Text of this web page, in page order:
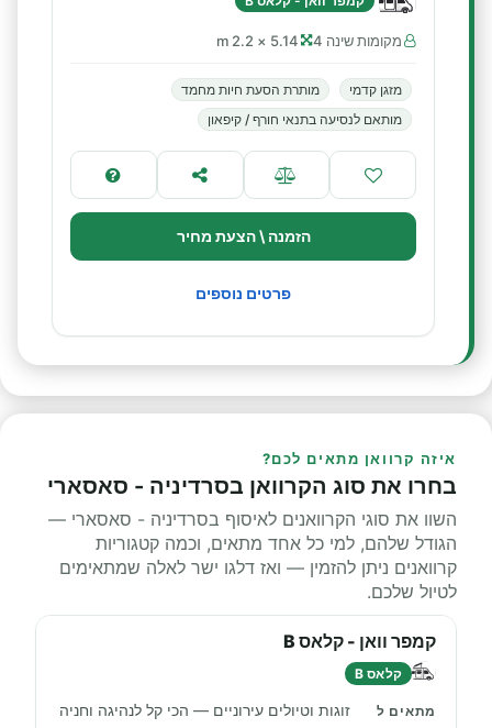
מקומות שינה 4 5.14 × 2.2 m
מזגן קדמי
מותרת הסעת חיות מחמד
מותאם לנסיעה בתנאי חורף / קיפאון
הזמנה \ הצעת מחיר
פרטים נוספים
איזה קרוואן מתאים לכם?
בחרו את סוג הקרוואן בסרדיניה - סאסארי
השוו את סוגי הקרוואנים לאיסוף בסרדיניה - סאסארי —
הגודל שלהם, למי כל אחד מתאים, וכמה קטגוריות
קרוואנים ניתן להזמין — ואז דלגו ישר לאלה שמתאימים
לטיול שלכם.
קמפר וואן - קלאס B
קלאס B
זוגות וטיולים עירוניים — הכי קל לנהיגה וחניה